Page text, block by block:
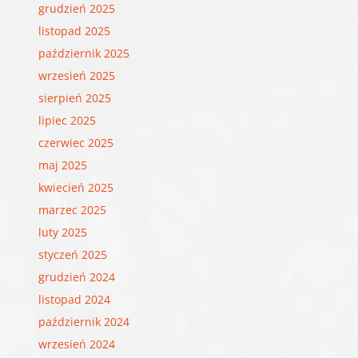
grudzień 2025
listopad 2025
październik 2025
wrzesień 2025
sierpień 2025
lipiec 2025
czerwiec 2025
maj 2025
kwiecień 2025
marzec 2025
luty 2025
styczeń 2025
grudzień 2024
listopad 2024
październik 2024
wrzesień 2024